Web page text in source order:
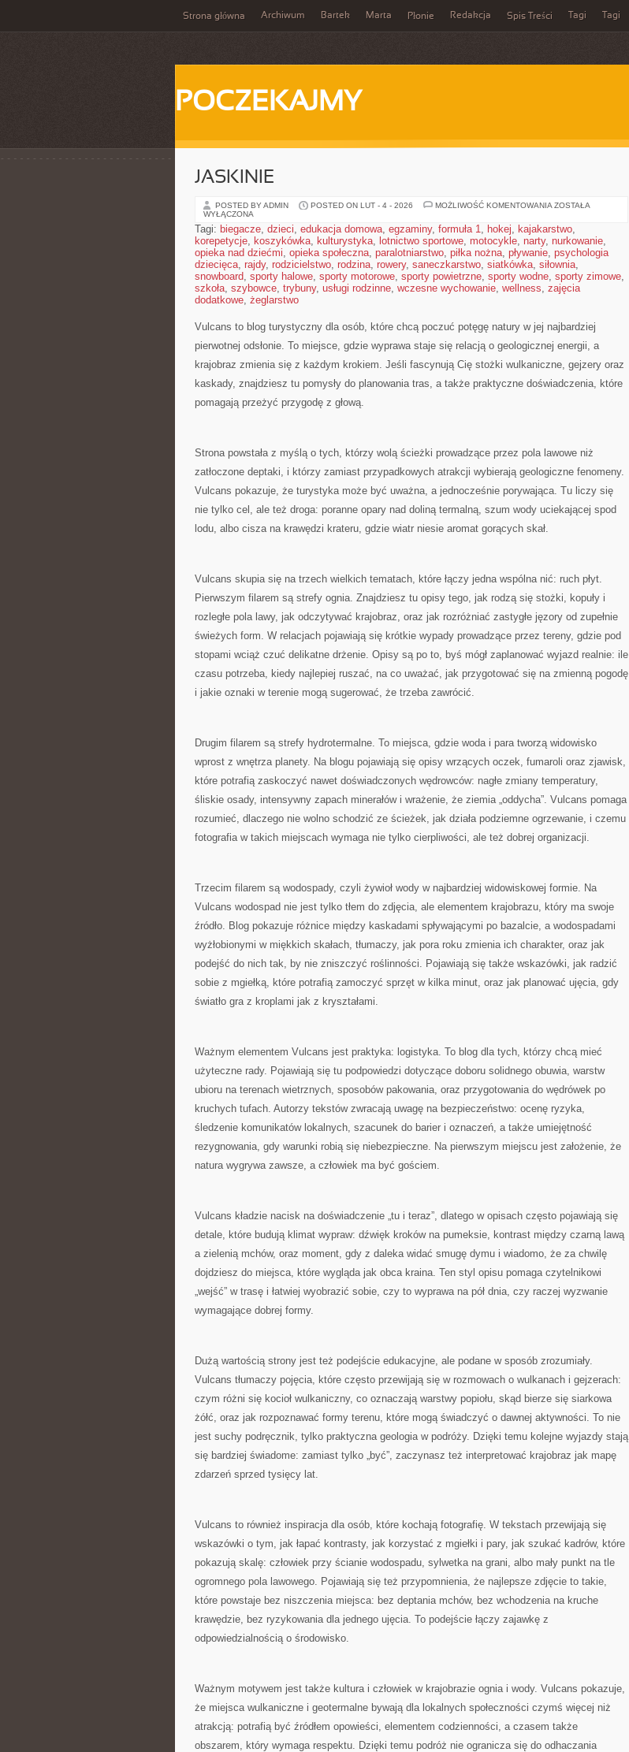
Strona główna Archiwum Bartek Marta Płonie Redakcja Spis Treści Tagi Tagi
POCZEKAJMY
JASKINIE
POSTED BY ADMIN POSTED ON LUT - 4 - 2026 MOŻLIWOŚĆ KOMENTOWANIA JASKINIE
ZOSTAŁA
WYŁĄCZONA
Tagi: biegacze, dzieci, edukacja domowa, egzaminy, formuła 1, hokej, kajakarstwo,
korepetycje, koszykówka, kulturystyka, lotnictwo sportowe, motocykle, narty, nurkowanie,
opieka nad dziećmi, opieka społeczna, paralotniarstwo, piłka nożna, pływanie, psychologia
dziecięca, rajdy, rodzicielstwo, rodzina, rowery, saneczkarstwo, siatkówka, siłownia,
snowboard, sporty halowe, sporty motorowe, sporty powietrzne, sporty wodne, sporty zimowe,
szkoła, szybowce, trybuny, usługi rodzinne, wczesne wychowanie, wellness, zajęcia
dodatkowe, żeglarstwo
Vulcans to blog turystyczny dla osób, które chcą poczuć potęgę natury w jej najbardziej
pierwotnej odsłonie. To miejsce, gdzie wyprawa staje się relacją o geologicznej energii, a
krajobraz zmienia się z każdym krokiem. Jeśli fascynują Cię stożki wulkaniczne, gejzery oraz
kaskady, znajdziesz tu pomysły do planowania tras, a także praktyczne doświadczenia, które
pomagają przeżyć przygodę z głową.
Strona powstała z myślą o tych, którzy wolą ścieżki prowadzące przez pola lawowe niż
zatłoczone deptaki, i którzy zamiast przypadkowych atrakcji wybierają geologiczne fenomeny.
Vulcans pokazuje, że turystyka może być uważna, a jednocześnie porywająca. Tu liczy się
nie tylko cel, ale też droga: poranne opary nad doliną termalną, szum wody uciekającej spod
lodu, albo cisza na krawędzi krateru, gdzie wiatr niesie aromat gorących skał.
Vulcans skupia się na trzech wielkich tematach, które łączy jedna wspólna nić: ruch płyt.
Pierwszym filarem są strefy ognia. Znajdziesz tu opisy tego, jak rodzą się stożki, kopuły i
rozległe pola lawy, jak odczytywać krajobraz, oraz jak rozróżniać zastygłe jęzory od zupełnie
świeżych form. W relacjach pojawiają się krótkie wypady prowadzące przez tereny, gdzie pod
stopami wciąż czuć delikatne drżenie. Opisy są po to, byś mógł zaplanować wyjazd realnie: ile
czasu potrzeba, kiedy najlepiej ruszać, na co uważać, jak przygotować się na zmienną pogodę
i jakie oznaki w terenie mogą sugerować, że trzeba zawrócić.
Drugim filarem są strefy hydrotermalne. To miejsca, gdzie woda i para tworzą widowisko
wprost z wnętrza planety. Na blogu pojawiają się opisy wrzących oczek, fumaroli oraz zjawisk,
które potrafią zaskoczyć nawet doświadczonych wędrowców: nagłe zmiany temperatury,
śliskie osady, intensywny zapach minerałów i wrażenie, że ziemia „oddycha”. Vulcans pomaga
rozumieć, dlaczego nie wolno schodzić ze ścieżek, jak działa podziemne ogrzewanie, i czemu
fotografia w takich miejscach wymaga nie tylko cierpliwości, ale też dobrej organizacji.
Trzecim filarem są wodospady, czyli żywioł wody w najbardziej widowiskowej formie. Na
Vulcans wodospad nie jest tylko tłem do zdjęcia, ale elementem krajobrazu, który ma swoje
źródło. Blog pokazuje różnice między kaskadami spływającymi po bazalcie, a wodospadami
wyżłobionymi w miękkich skałach, tłumaczy, jak pora roku zmienia ich charakter, oraz jak
podejść do nich tak, by nie zniszczyć roślinności. Pojawiają się także wskazówki, jak radzić
sobie z mgiełką, które potrafią zamoczyć sprzęt w kilka minut, oraz jak planować ujęcia, gdy
światło gra z kroplami jak z kryształami.
Ważnym elementem Vulcans jest praktyka: logistyka. To blog dla tych, którzy chcą mieć
użyteczne rady. Pojawiają się tu podpowiedzi dotyczące doboru solidnego obuwia, warstw
ubioru na terenach wietrznych, sposobów pakowania, oraz przygotowania do wędrówek po
kruchych tufach. Autorzy tekstów zwracają uwagę na bezpieczeństwo: ocenę ryzyka,
śledzenie komunikatów lokalnych, szacunek do barier i oznaczeń, a także umiejętność
rezygnowania, gdy warunki robią się niebezpieczne. Na pierwszym miejscu jest założenie, że
natura wygrywa zawsze, a człowiek ma być gościem.
Vulcans kładzie nacisk na doświadczenie „tu i teraz”, dlatego w opisach często pojawiają się
detale, które budują klimat wypraw: dźwięk kroków na pumeksie, kontrast między czarną lawą
a zielenią mchów, oraz moment, gdy z daleka widać smugę dymu i wiadomo, że za chwilę
dojdziesz do miejsca, które wygląda jak obca kraina. Ten styl opisu pomaga czytelnikowi
„wejść” w trasę i łatwiej wyobrazić sobie, czy to wyprawa na pół dnia, czy raczej wyzwanie
wymagające dobrej formy.
Dużą wartością strony jest też podejście edukacyjne, ale podane w sposób zrozumiały.
Vulcans tłumaczy pojęcia, które często przewijają się w rozmowach o wulkanach i gejzerach:
czym różni się kocioł wulkaniczny, co oznaczają warstwy popiołu, skąd bierze się siarkowa
żółć, oraz jak rozpoznawać formy terenu, które mogą świadczyć o dawnej aktywności. To nie
jest suchy podręcznik, tylko praktyczna geologia w podróży. Dzięki temu kolejne wyjazdy stają
się bardziej świadome: zamiast tylko „być”, zaczynasz też interpretować krajobraz jak mapę
zdarzeń sprzed tysięcy lat.
Vulcans to również inspiracja dla osób, które kochają fotografię. W tekstach przewijają się
wskazówki o tym, jak łapać kontrasty, jak korzystać z mgiełki i pary, jak szukać kadrów, które
pokazują skalę: człowiek przy ścianie wodospadu, sylwetka na grani, albo mały punkt na tle
ogromnego pola lawowego. Pojawiają się też przypomnienia, że najlepsze zdjęcie to takie,
które powstaje bez niszczenia miejsca: bez deptania mchów, bez wchodzenia na kruche
krawędzie, bez ryzykowania dla jednego ujęcia. To podejście łączy zajawkę z
odpowiedzialnością o środowisko.
Ważnym motywem jest także kultura i człowiek w krajobrazie ognia i wody. Vulcans pokazuje,
że miejsca wulkaniczne i geotermalne bywają dla lokalnych społeczności czymś więcej niż
atrakcją: potrafią być źródłem opowieści, elementem codzienności, a czasem także
obszarem, który wymaga respektu. Dzięki temu podróż nie ogranicza się do odhaczania